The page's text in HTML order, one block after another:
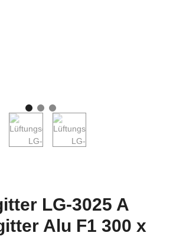
LG-3025 A
Alu F1 300 x